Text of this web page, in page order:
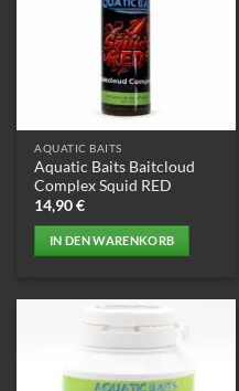
AQUATIC BAITS
Aquatic Baits Baitcloud
Complex Squid RED
14,90€
IN DEN WARENKORB